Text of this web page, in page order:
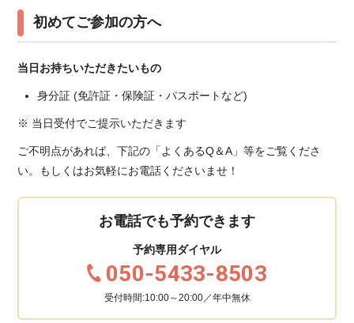
初めてご参加の方へ
当日お持ちいただきたいもの
身分証 (免許証・保険証・パスポートなど)
※ 当日受付でご提示いただきます
ご不明点があれば、下記の「よくあるQ＆A」等をご覧くださ
い。もしくはお気軽にお電話くださいませ！
お電話でも予約できます
予約専用ダイヤル
050-5433-8503
受付時間:10:00～20:00／年中無休